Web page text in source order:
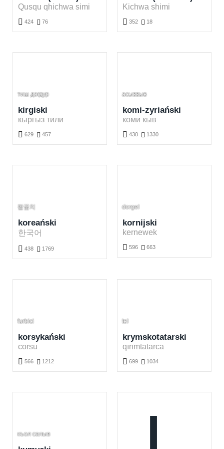
Qusqu qhichwa simi
 424  76
Kichwa shimi
 352  18
тиш догдур
kirgiski
кыргыз тили
 629  457
асыввыв
komi-zyriański
коми кыв
 430  1330
팔꿈치
koreański
한국어
 438  1769
dorgel
kornijski
kernewek
 596  663
furbici
korsykański
corsu
 566  1212
tel
krymskotatarski
qırımtatarca
 699  1034
къол салыв